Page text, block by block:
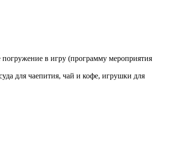
в игру (программу мероприятия
для чаепития, чай и кофе, игрушки для